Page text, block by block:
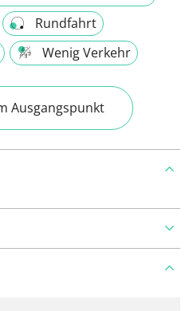
Rundfahrt
Wenig Verkehr
Ausgangspunkt